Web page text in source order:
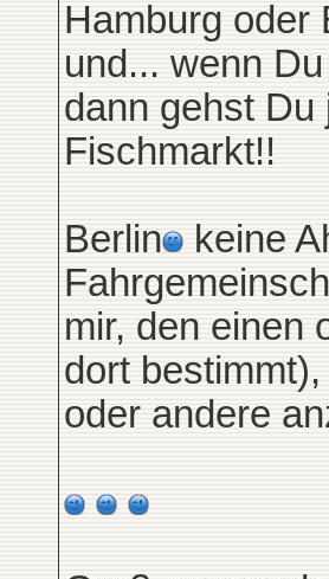
Hamburg oder
und... wenn
dann gehst Du
Fischmarkt!!
Berlin
keine
mir, den einen
dort
oder andere